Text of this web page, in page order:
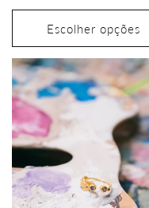
normal
Escolher opções